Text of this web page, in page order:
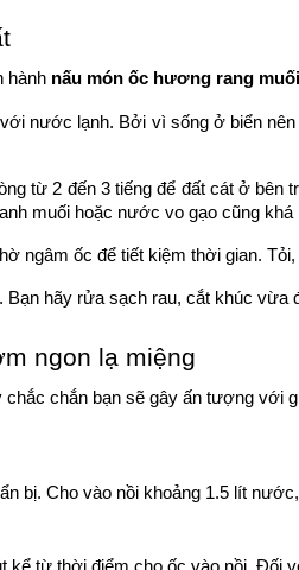
hành nấu món ốc hương rang
nước lạnh. Bởi vì sống ở biển
từ 2 đến 3 tiếng để đất cát ở
muối hoặc nước vo gạo cũng khá
ngâm ốc để tiết kiệm thời gian.
hãy rửa sạch rau, cắt khúc
ngon lạ miệng
chắc chắn bạn sẽ gây ấn tượng với
bị. Cho vào nồi khoảng 1.5 lít